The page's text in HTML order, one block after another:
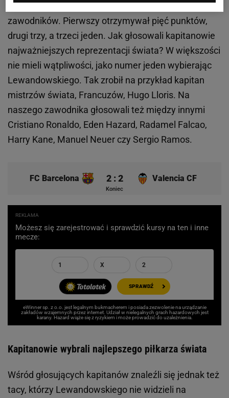
W każdej z czterech kategorii wybierano po trzech
zawodników. Pierwszy otrzymywał pięć punktów,
drugi trzy, a trzeci jeden. Jak głosowali kapitanowie
najważniejszych reprezentacji świata? W większości
nie mieli wątpliwości, jako numer jeden wybierając
Lewandowskiego. Tak zrobił na przykład kapitan
mistrzów świata, Francuzów, Hugo Lloris. Na
naszego zawodnika głosowali też między innymi
Cristiano Ronaldo, Eden Hazard, Radamel Falcao,
Harry Kane, Manuel Neuer czy Sergio Ramos.
FC Barcelona 2 : 2
Koniec
Valencia CF
REKLAMA
Możesz się zarejestrować i sprawdzić kursy na ten i inne
mecze:
1 X 2
SPRAWDŹ
eWinner sp. z o.o. jest legalnym bukmacherem i posiada zezwolenie na urządzanie
zakładów wzajemnych przez internet. Udział w nielegalnych grach hazardowych jest
karany. Hazard wiąże się z ryzykiem i może prowadzić do uzależnienia.
Kapitanowie wybrali najlepszego piłkarza świata
Wśród głosujących kapitanów znaleźli się jednak też
tacy, którzy Lewandowskiego nie widzieli na